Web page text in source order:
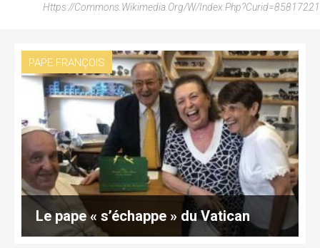
Https://commons.wikimedia.org/w/index.php?curid=85817221
PAPE FRANÇOIS
Le pape « s’échappe » du Vatican